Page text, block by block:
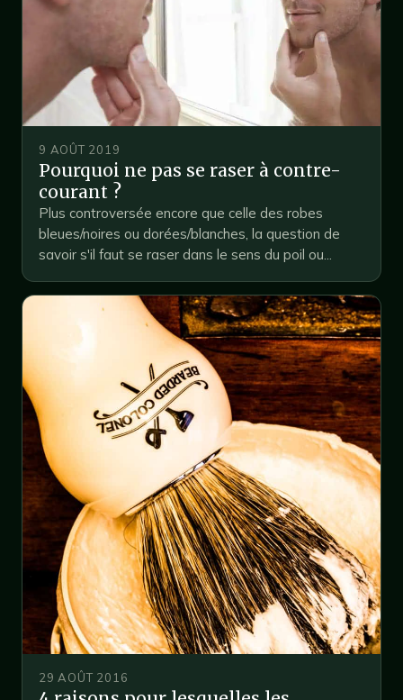
9 AOÛT 2019
Pourquoi ne pas se raser à contre-
courant ?
Plus controversée encore que celle des robes
bleues/noires ou dorées/blanches, la question de
savoir s'il faut se raser dans le sens du poil ou...
29 AOÛT 2016